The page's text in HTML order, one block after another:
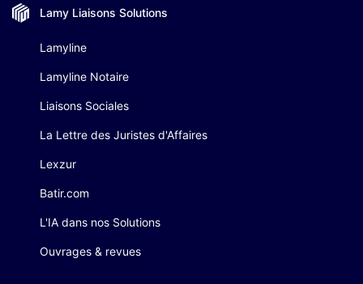
Lamy Liaisons Solutions
Lamyline
Lamyline Notaire
Liaisons Sociales
La Lettre des Juristes d'Affaires
Lexzur
Batir.com
L'IA dans nos Solutions
Ouvrages & revues